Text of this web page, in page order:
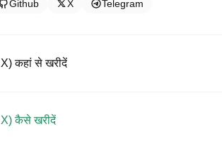
Github X Telegram
कहां से खरीदें
लिए विभिन्न प्रकार के व्यापारिक उपकरण प्रदान करते हैं।
शुल्क प्रदान करता है।
कैसे खरीदें